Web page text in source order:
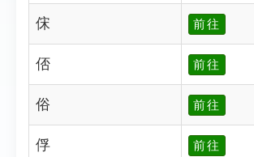
俕 前往
俖 前往
俗 前往
俘 前往